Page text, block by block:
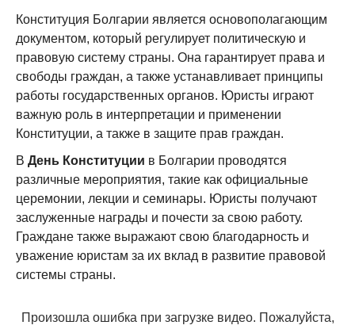
Конституция Болгарии является основополагающим
документом, который регулирует политическую и
правовую систему страны. Она гарантирует права и
свободы граждан, а также устанавливает принципы
работы государственных органов. Юристы играют
важную роль в интерпретации и применении
Конституции, а также в защите прав граждан.
В День Конституции в Болгарии проводятся
различные мероприятия, такие как официальные
церемонии, лекции и семинары. Юристы получают
заслуженные награды и почести за свою работу.
Граждане также выражают свою благодарность и
уважение юристам за их вклад в развитие правовой
системы страны.
Произошла ошибка при загрузке видео. Пожалуйста,